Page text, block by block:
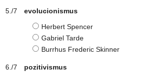
evolucionismus
Herbert Spencer
Gabriel Tarde
Burrhus Frederic Skinner
pozitivismus